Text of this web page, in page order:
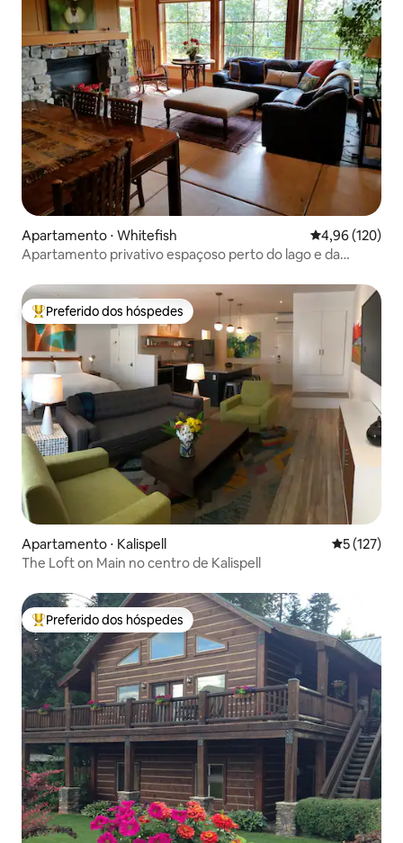
Apartamento ⋅ Whitefish 4,96 de uma
4,96 (120)
Apartamento privativo espaçoso perto do lago e da
Entre os melhores preferidos dos hóspedes
Preferido dos hóspedes
Apartamento ⋅ Kalispell 5 de uma
5 (127)
The Loft on Main no centro de Kalispell
Entre os melhores preferidos dos hóspedes
Preferido dos hóspedes